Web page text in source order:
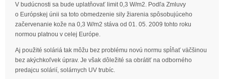
V budúcnosti sa bude uplatňovať limit 0,3 W/m2. Podľa Zmluvy
o Európskej únii sa toto obmedzenie sily žiarenia spôsobujúceho
začervenanie kože na 0,3 W/m2 stáva od 01. 05. 2009 tohto roku
normou platnou v celej Európe.
Aj použité soláriá tak môžu bez problému novú normu spĺňať väčšinou
bez akýchkoľvek úprav. Je však dôležité sa obrátiť na odborného
predajcu solárií, solárnych UV trubíc.